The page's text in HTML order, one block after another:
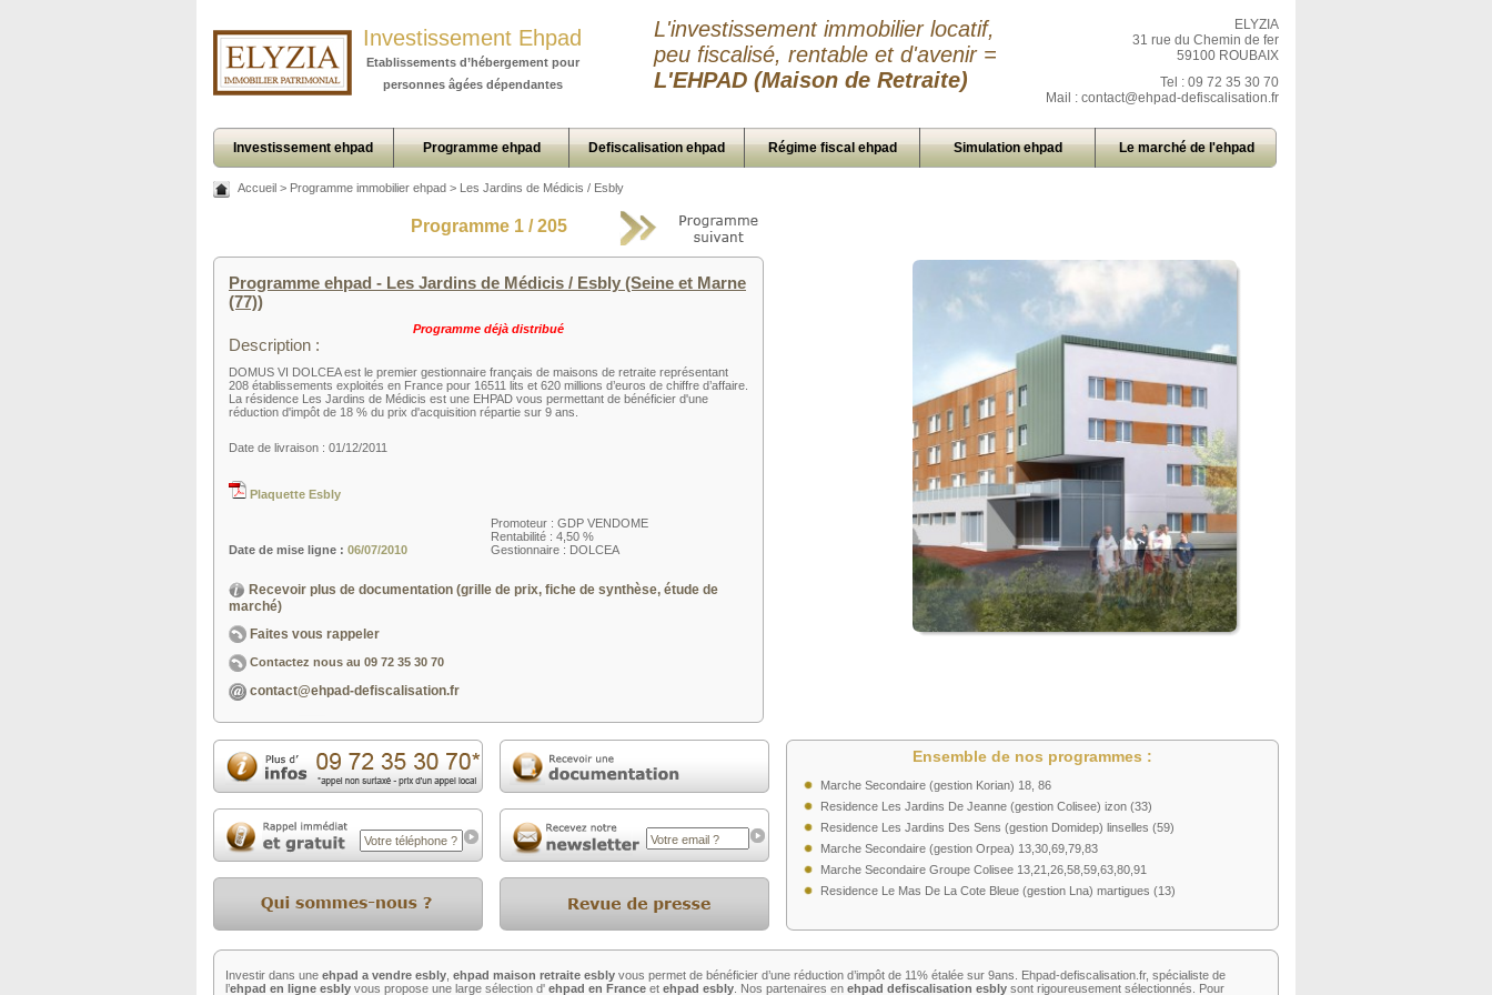
Investissement Ehpad
Etablissements d’hébergement pour
personnes âgées dépendantes
L'investissement immobilier locatif,
peu fiscalisé, rentable et d'avenir =
L'EHPAD (Maison de Retraite)
ELYZIA
31 rue du Chemin de fer
59100 ROUBAIX
Tel : 09 72 35 30 70
Mail : contact@ehpad-defiscalisation.fr
Investissement ehpad Programme ehpad Defiscalisation ehpad Régime fiscal ehpad Simulation ehpad Le marché de l'ehpad
Accueil > Programme immobilier ehpad > Les Jardins de Médicis / Esbly
Programme 1 / 205
Programme ehpad - Les Jardins de Médicis / Esbly (Seine et Marne
(77))
Programme déjà distribué
Description :
DOMUS VI DOLCEA est le premier gestionnaire français de maisons de retraite représentant
208 établissements exploités en France pour 16511 lits et 620 millions d’euros de chiffre d’affaire.
La résidence Les Jardins de Médicis est une EHPAD vous permettant de bénéficier d'une
réduction d'impôt de 18 % du prix d'acquisition répartie sur 9 ans.
Date de livraison : 01/12/2011
Plaquette Esbly
Date de mise ligne : 06/07/2010
Promoteur : GDP VENDOME
Rentabilité : 4,50 %
Gestionnaire : DOLCEA
Recevoir plus de documentation (grille de prix, fiche de synthèse, étude de
marché)
Faites vous rappeler
Contactez nous au 09 72 35 30 70
contact@ehpad-defiscalisation.fr
Ensemble de nos programmes :
Marche Secondaire (gestion Korian) 18, 86
Residence Les Jardins De Jeanne (gestion Colisee) izon (33)
Residence Les Jardins Des Sens (gestion Domidep) linselles (59)
Marche Secondaire (gestion Orpea) 13,30,69,79,83
Marche Secondaire Groupe Colisee 13,21,26,58,59,63,80,91
Residence Le Mas De La Cote Bleue (gestion Lna) martigues (13)
Investir dans une ehpad a vendre esbly ehpad maison retraite esbly vous permet de bénéficier d’une réduction d’impôt de 11% étalée sur 9ans. Ehpad-defiscalisation.fr, spécialiste de
l’ehpad en ligne esbly vous propose une large sélection d' ehpad en France et ehpad esbly . Nos partenaires en ehpad defiscalisation esbly sont rigoureusement sélectionnés. Pour